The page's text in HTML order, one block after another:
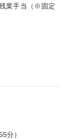
業手当（※固定
分）